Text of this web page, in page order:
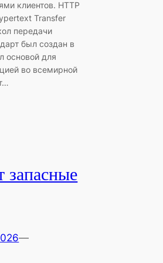
клиентов. HTTP
Transfer
передачи
был создан в
основой для
во всемирной
запасные
—